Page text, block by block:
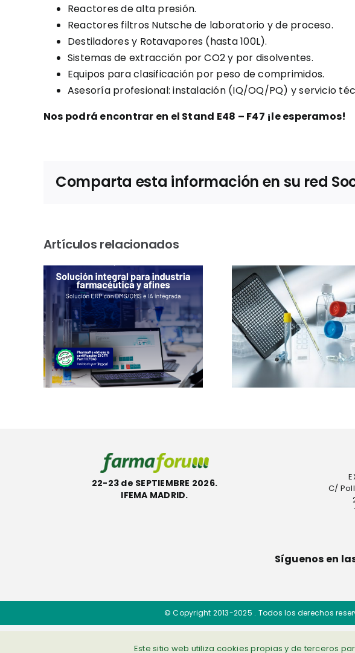
Reactores de alta presión.
Reactores filtros Nutsche de laboratorio y de proceso.
Destiladores y Rotavapores (hasta 100L).
Sistemas de extracción por CO2 y por disolventes.
Equipos para clasificación por peso de comprimidos.
Asesoría profesional: instalación (IQ/OQ/PQ) y servicio
Nos podrá encontrar en el Stand E48 – F47 ¡le esperamos!
Comparta esta información en su red
Artículos relacionados
Sostenibilidad en
el laboratorio:
Greiner Bio-One
certifica otros 101
productos con la
etiqueta
ecológica ACT
Thermo
sistema
22-23 de SEPTIEMBRE 2026.
IFEMA MADRID.
C/
Síguenos en
© Copyright 2013-2025 . Todos los derechos
Este sitio web utiliza cookies propias y de terceros